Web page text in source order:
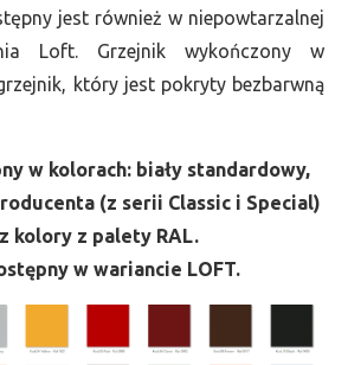
jest również w niepowtarzalnej
Loft. Grzejnik wykończony w
który jest pokryty bezbarwną
w kolorach: biały standardowy,
(z serii Classic i Special)
kolory z palety RAL.
w wariancie LOFT.